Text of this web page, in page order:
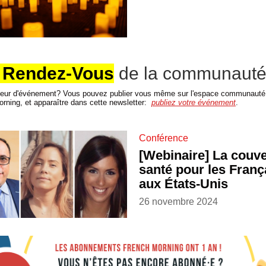
Vous de la communauté
d'événement? Vous pouvez publier vous même sur l'espace
et apparaître dans cette newsletter: publiez votre événement.
Conférence
[Webinaire] La
santé pour les
aux États-Unis
26 novembre 2024